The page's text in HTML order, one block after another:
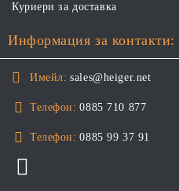
Куриери за доставка
Информация за контакти:
Имейл: sales@heiger.net
Телефон: 0885 710 877
Телефон: 0885 99 37 91